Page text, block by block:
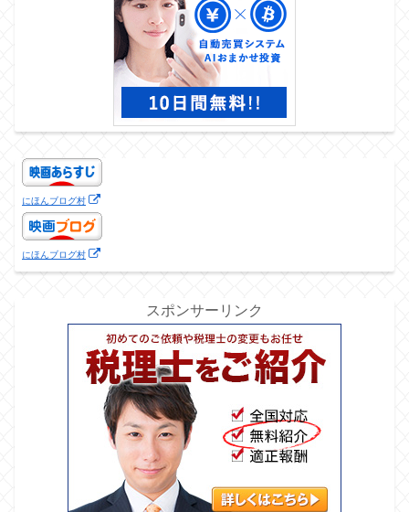
にほんブログ村
にほんブログ村
スポンサーリンク